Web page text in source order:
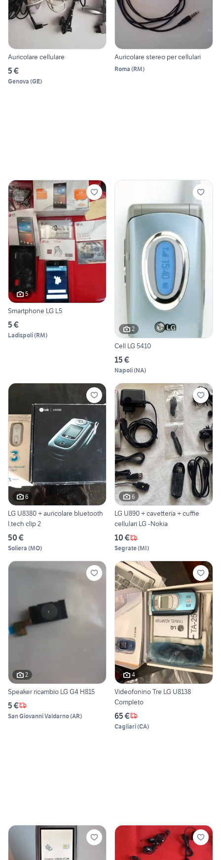
Auricolare cellulare
5 €
Genova (GE)
Auricolare stereo per cellulari
Roma (RM)
5
Smartphone LG L5
5 €
Ladispoli(RM)
2
Cell LG 5410
15 €
Napoli(NA)
6
LG U8380 + auricolare bluetooth
I.tech clip 2
50 €
Soliera (MO)
6
LG U890 + cavetteria + cuffie
cellulari LG -Nokia
10 €
Segrate(MI)
2
Speaker ricambio LG G4 H815
5 €
San Giovanni Valdarno(AR)
4
Videofonino Tre LG U8138
Completo
65 €
Cagliari(CA)